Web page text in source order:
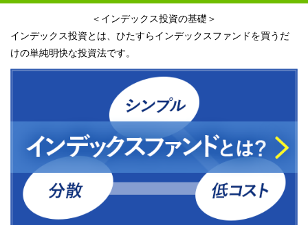
＜インデックス投資の基礎＞
インデックス投資とは、ひたすらインデックスファンドを買うだ
けの単純明快な投資法です。